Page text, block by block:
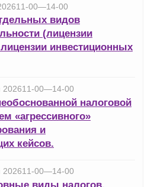
11-00—14-00
видов
(лицензии
инвестиционных
202611-00—14-00
налоговой
«агрессивного»
и
кейсов.
202611-00—14-00